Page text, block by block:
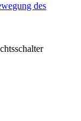
des